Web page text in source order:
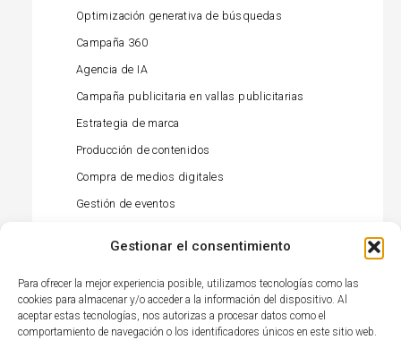
Gestionar el consentimiento
Para ofrecer la mejor experiencia posible, utilizamos tecnologías como las
cookies para almacenar y/o acceder a la información del dispositivo. Al
aceptar estas tecnologías, nos autorizas a procesar datos como el
comportamiento de navegación o los identificadores únicos en este sitio web.
Optimización generativa de búsquedas
Campaña 360
Agencia de IA
Campaña publicitaria en vallas publicitarias
Estrategia de marca
Producción de contenidos
Compra de medios digitales
Gestión de eventos
Gestión de relaciones públicas (prensa)
Activación minorista